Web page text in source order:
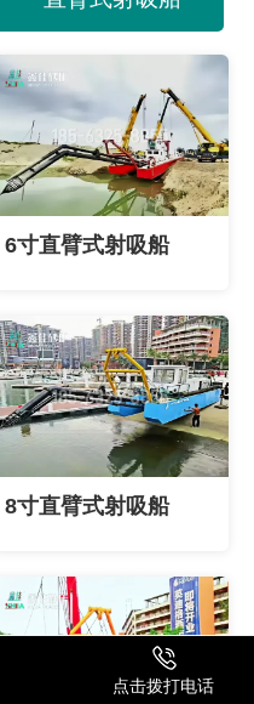
6寸直臂式射吸船
8寸直臂式射吸船
点击拨打电话